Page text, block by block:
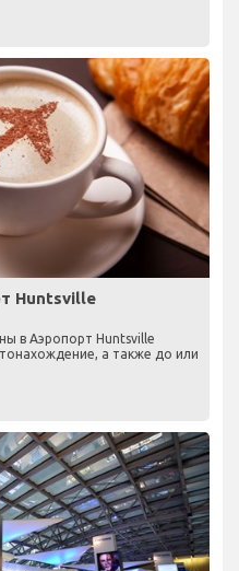
Huntsville
в Аэропорт Huntsville
а также до или